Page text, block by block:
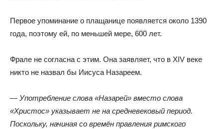
Первое упоминание о плащанице появляется около 1390
года, поэтому ей, по меньшей мере, 600 лет.
Фрале не согласна с этим. Она заявляет, что в XIV веке
никто не назвал бы Иисуса Назареем.
— Употребление слова «Назарей» вместо слова
«Христос» указывает не на средневековый период.
Поскольку, начиная со времён правления римского